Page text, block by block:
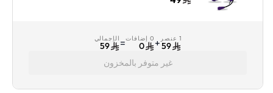
1 عنصر
59
+ 0 إضافات
0
= الإجمالي
59
غير متوفر بالمخزون